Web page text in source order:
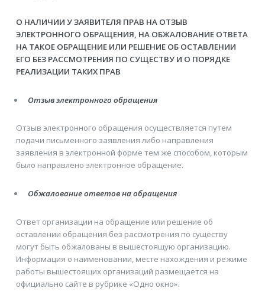
О НАЛИЧИИ У ЗАЯВИТЕЛЯ ПРАВ НА ОТЗЫВ
ЭЛЕКТРОННОГО ОБРАЩЕНИЯ, НА ОБЖАЛОВАНИЕ ОТВЕТА
НА ТАКОЕ ОБРАЩЕНИЕ ИЛИ РЕШЕНИЕ ОБ ОСТАВЛЕНИИ
ЕГО БЕЗ РАССМОТРЕНИЯ ПО СУЩЕСТВУ И О ПОРЯДКЕ
РЕАЛИЗАЦИИ ТАКИХ ПРАВ
Отзыв электронного обращения
Отзыв электронного обращения осуществляется путем
подачи письменного заявления либо направления
заявления в электронной форме тем же способом, которым
было направлено электронное обращение.
Обжалование ответов на обращения
Ответ организации на обращение или решение об
оставлении обращения без рассмотрения по существу
могут быть обжалованы в вышестоящую организацию.
Информация о наименовании, месте нахождения и режиме
работы вышестоящих организаций размещается на
официально сайте в рубрике «Одно окно».